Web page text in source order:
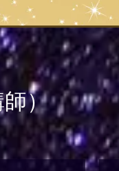
）